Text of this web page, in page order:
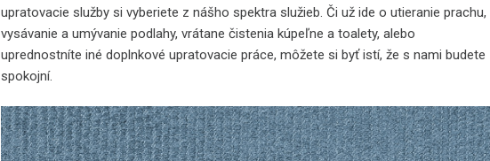
upratovacie služby si vyberiete z nášho spektra služieb. Či už ide o utieranie prachu,
vysávanie a umývanie podlahy, vrátane čistenia kúpeľne a toalety, alebo
uprednostníte iné doplnkové upratovacie práce, môžete si byť istí, že s nami budete
spokojní.